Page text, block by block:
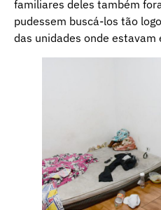
familiares deles também
pudessem buscá-los tão
das unidades onde estavam